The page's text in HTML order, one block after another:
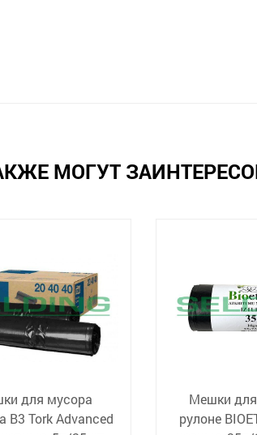
МОГУТ
для мусора
B3 Tork Advanced
Мешки
рулоне